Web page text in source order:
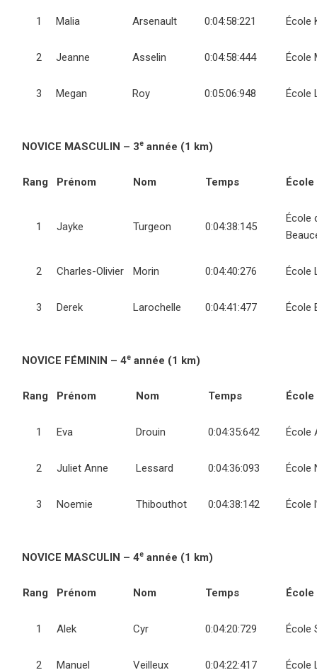
1 Malia Arsenault 0:04:58:221 École
2 Jeanne Asselin 0:04:58:444 École
3 Megan Roy 0:05:06:948 École
NOVICE MASCULIN – 3e année (1 km)
Rang Prénom Nom Temps École
1 Jayke Turgeon 0:04:38:145
École
2 Charles-Olivier Morin 0:04:40:276 École
3 Derek Larochelle 0:04:41:477 École
NOVICE FÉMININ – 4e année (1 km)
Rang Prénom Nom Temps École
1 Eva Drouin 0:04:35:642 École
2 Juliet Anne Lessard 0:04:36:093 École
3 Noemie Thibouthot 0:04:38:142 École
NOVICE MASCULIN – 4e année (1 km)
Rang Prénom Nom Temps École
1 Alek Cyr 0:04:20:729 École
2 Manuel Veilleux 0:04:22:417 École